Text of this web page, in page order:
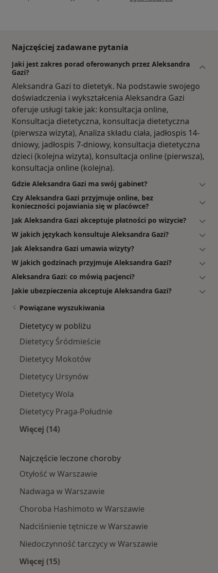
Najczęściej zadawane pytania
Jaki jest zakres porad oferowanych przez Aleksandra
Gazi?
Aleksandra Gazi to dietetyk. Na podstawie swojego
doświadczenia i wykształcenia Aleksandra Gazi
oferuje usługi takie jak: konsultacja online,
Konsultacja dietetyczna, konsultacja dietetyczna
(pierwsza wizyta), Analiza składu ciała, jadłospis 14-
dniowy, jadłospis 7-dniowy, konsultacja dietetyczna
dzieci (kolejna wizyta), konsultacja online (pierwsza),
konsultacja online (kolejna).
Gdzie Aleksandra Gazi ma swój gabinet?
Czy Aleksandra Gazi przyjmuje online, bez
konieczności pojawiania się w placówce?
Jak Aleksandra Gazi akceptuje płatności po wizycie?
W jakich językach konsultuje Aleksandra Gazi?
Jak Aleksandra Gazi umawia wizyty?
W jakich godzinach przyjmuje Aleksandra Gazi?
Aleksandra Gazi: co mówią pacjenci?
Jakie ubezpieczenia akceptuje Aleksandra Gazi?
Powiązane wyszukiwania
Dietetycy w pobliżu
Dietetycy Śródmieście
Dietetycy Mokotów
Dietetycy Ursynów
Dietetycy Wola
Dietetycy Praga-Południe
Więcej (14)
Najczęście leczone choroby
Otyłość w Warszawie
Nadwaga w Warszawie
Choroba Hashimoto w Warszawie
Nadciśnienie tętnicze w Warszawie
Niedoczynność tarczycy w Warszawie
Więcej (15)